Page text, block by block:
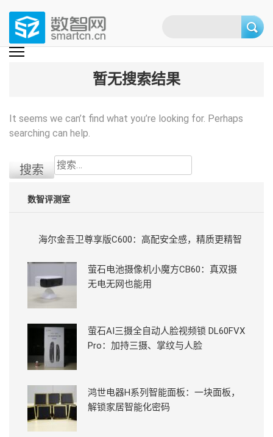
content
(Press
数智网
智能家居第一资讯门户 | 智能家居系统，智能家居产品，智能家居解决方
暂无搜索结果
It seems we can’t find what you’re looking for. Perhaps
searching can help.
搜
索：
数智评测室
海尔金吾卫尊享版C600：高配安全感，精质更精智
萤石电池摄像机小魔方CB60：真双摄
无电无网也能用
萤石AI三摄全自动人脸视频锁 DL60FVX
Pro：加持三摄、掌纹与人脸
鸿世电器H系列智能面板：一块面板，
解锁家居智能化密码